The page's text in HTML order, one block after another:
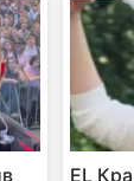
EL